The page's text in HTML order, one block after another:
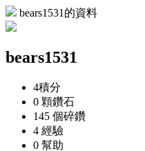
bears1531的資料
bears1531
4積分
0 顆鑽石
145 個碎鑽
4 經驗
0 幫助